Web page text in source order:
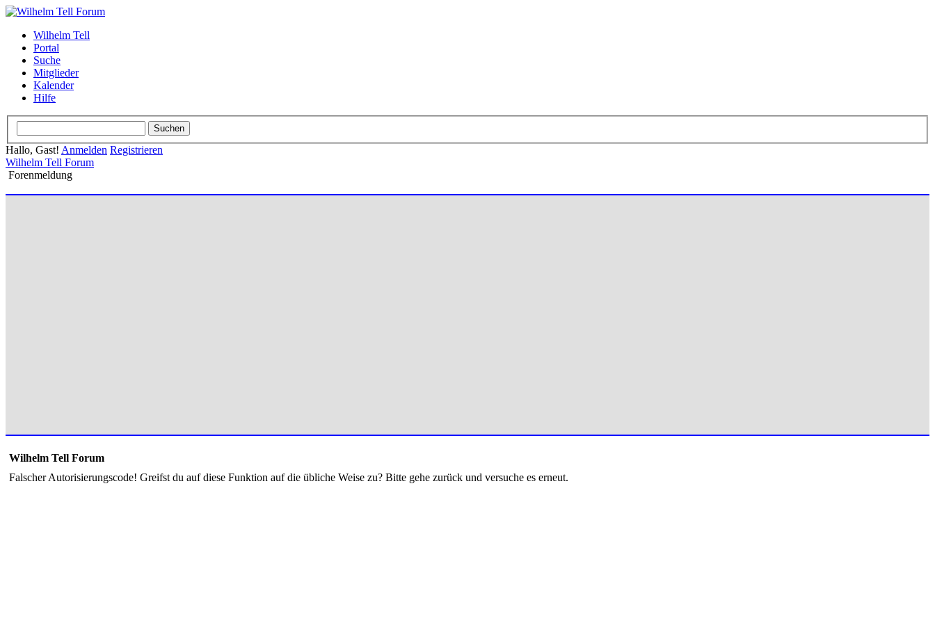
Wilhelm Tell
Portal
Suche
Mitglieder
Kalender
Hilfe
Hallo, Gast! Anmelden Registrieren
Wilhelm Tell Forum
Forenmeldung
Wilhelm Tell Forum
Falscher Autorisierungscode! Greifst du auf diese Funktion auf die übliche Weise zu? Bitte gehe zurück und versuche es erneut.